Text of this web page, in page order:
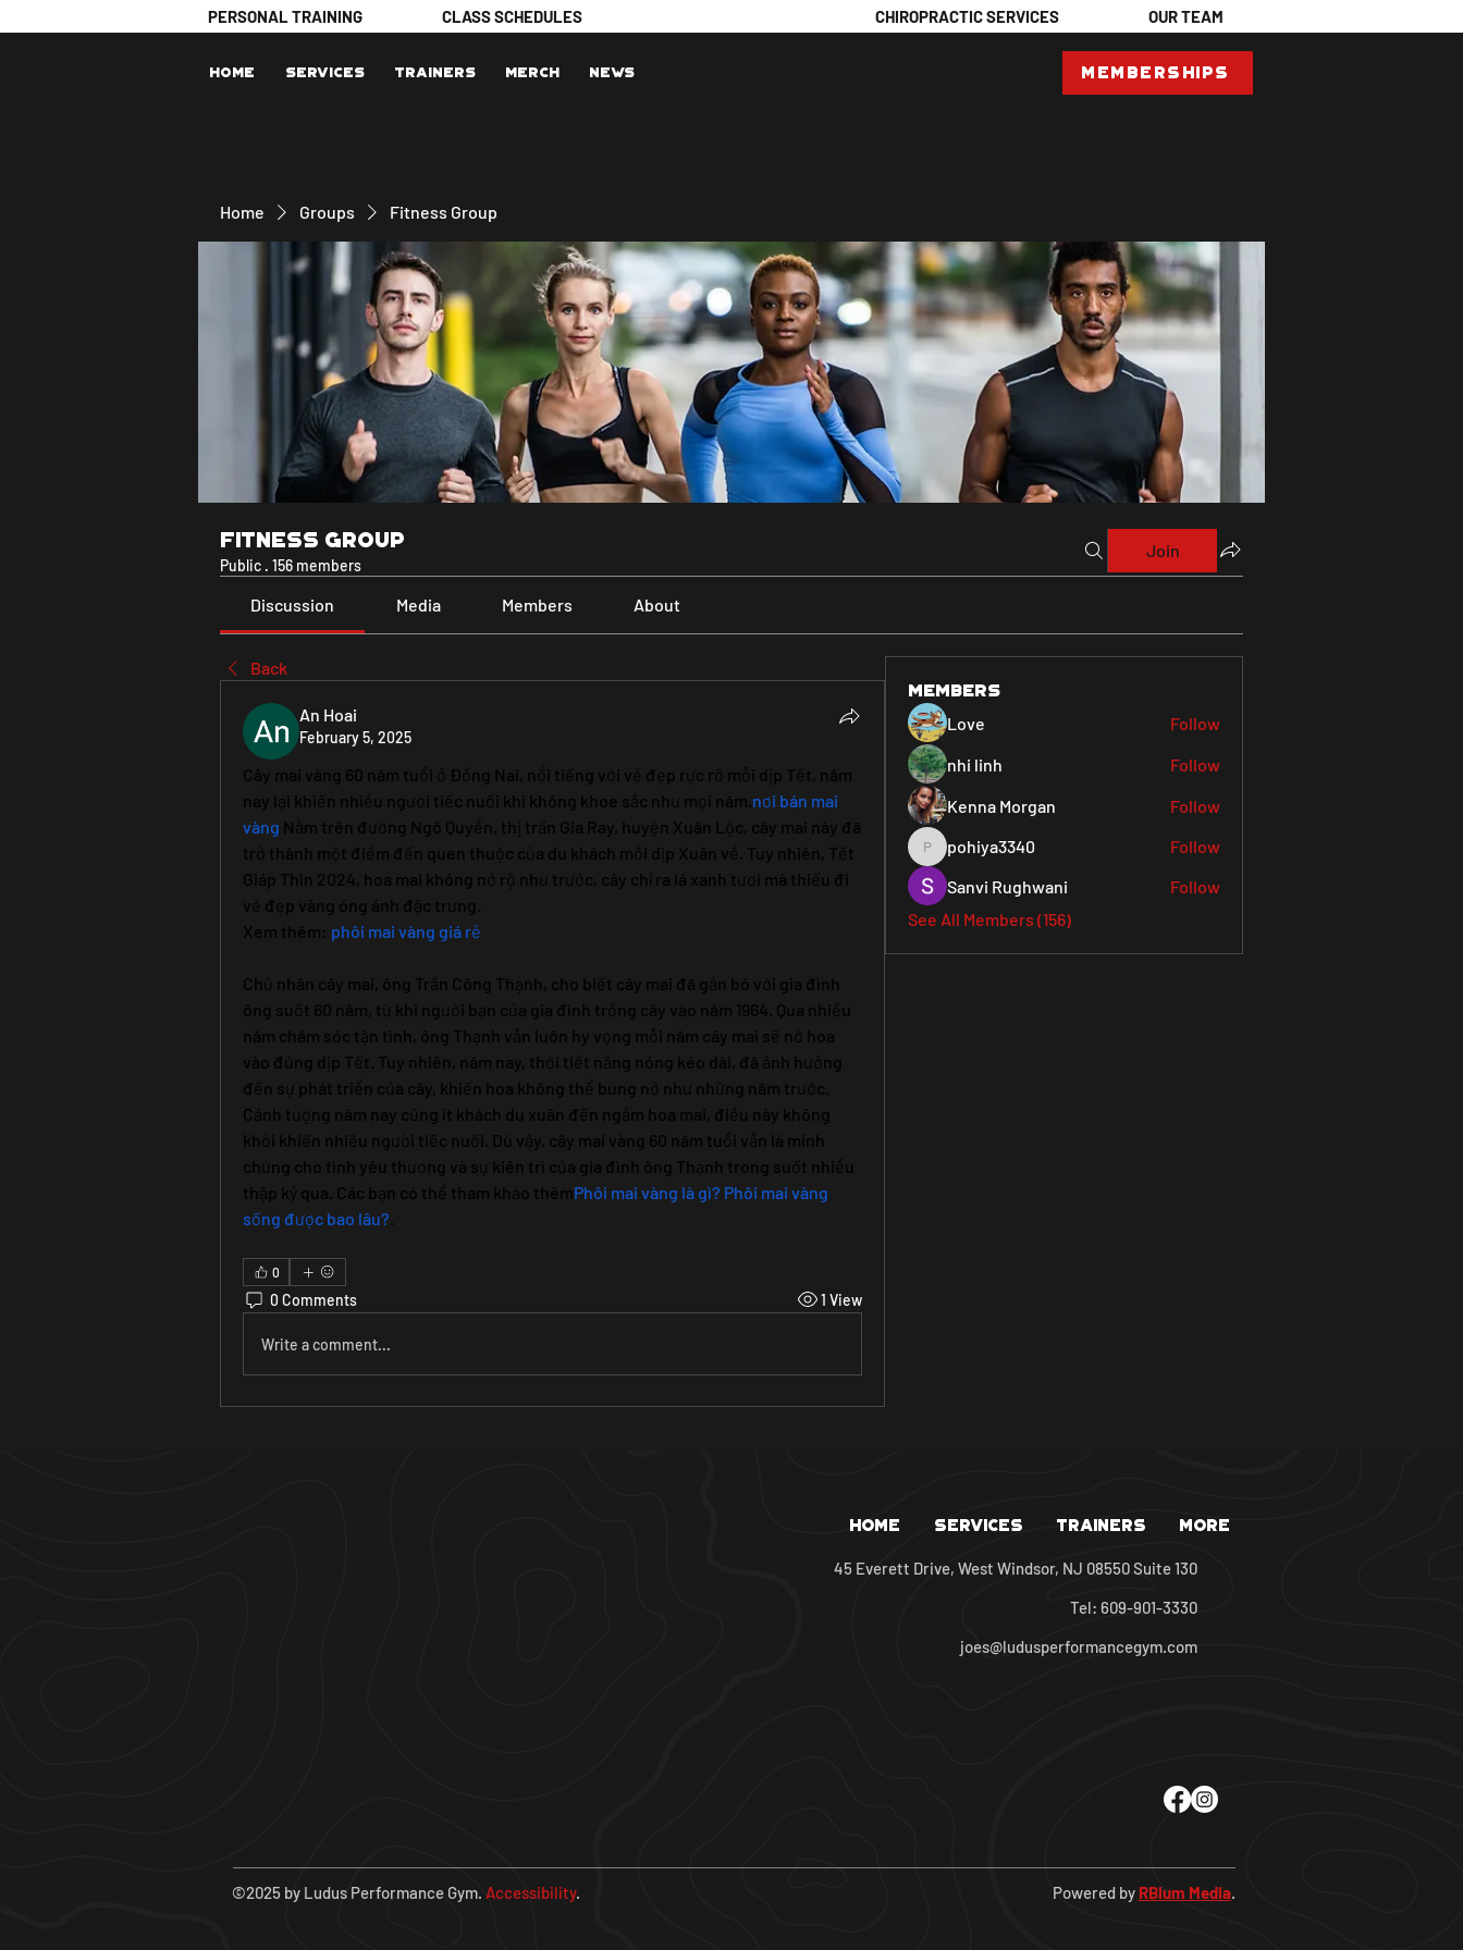
CLASS SCHEDULES CHIROPRACTIC SERVICES
Home Services Trainers Merch News Memberships
PERSONAL TRAINING OUR TEAM
Home Groups Fitness Group
Fitness Group
Public · 156 members
Join
Discussion Media Members About
Back
An Hoai
February 5, 2025
Cây mai vàng 60 năm tuổi ở Đồng Nai, nổi tiếng với vẻ đẹp rực rỡ mỗi dịp Tết, năm
nay lại khiến nhiều người tiếc nuối khi không khoe sắc như mọi năm.nơi bán mai
vàng Nằm trên đường Ngô Quyền, thị trấn Gia Ray, huyện Xuân Lộc, cây mai này đã
trở thành một điểm đến quen thuộc của du khách mỗi dịp Xuân về. Tuy nhiên, Tết
Giáp Thìn 2024, hoa mai không nở rộ như trước, cây chỉ ra lá xanh tươi mà thiếu đi
vẻ đẹp vàng óng ánh đặc trưng.
Xem thêm: phôi mai vàng giá rẻ
Chủ nhân cây mai, ông Trần Công Thạnh, cho biết cây mai đã gắn bó với gia đình
ông suốt 60 năm, từ khi người bạn của gia đình trồng cây vào năm 1964. Qua nhiều
năm chăm sóc tận tình, ông Thạnh vẫn luôn hy vọng mỗi năm cây mai sẽ nở hoa
vào đúng dịp Tết. Tuy nhiên, năm nay, thời tiết nắng nóng kéo dài, đã ảnh hưởng
đến sự phát triển của cây, khiến hoa không thể bung nở như những năm trước.
Cảnh tượng năm nay cũng ít khách du xuân đến ngắm hoa mai, điều này không
khỏi khiến nhiều người tiếc nuối. Dù vậy, cây mai vàng 60 năm tuổi vẫn là minh
chứng cho tình yêu thương và sự kiên trì của gia đình ông Thạnh trong suốt nhiều
thập kỷ qua. Các bạn có thể tham khảo thêmPhôi mai vàng là gì? Phôi mai vàng
sống được bao lâu?.
0
0 Comments 1 View
Write a comment...
Members
Love
Follow
nhi linh
Follow
Kenna Morgan
Follow
pohiya3340
pohiya3340
Follow
Sanvi Rughwani
Follow
See All Members (156)
Home Services Trainers More
45 Everett Drive, West Windsor, NJ 08550 Suite 130
Tel: 609-901-3330
joes@ludusperformancegym.com
©2025 by Ludus Performance Gym. Accessibility. Powered by RBlum Media.